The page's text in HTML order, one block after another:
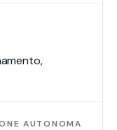
AUTONOMA